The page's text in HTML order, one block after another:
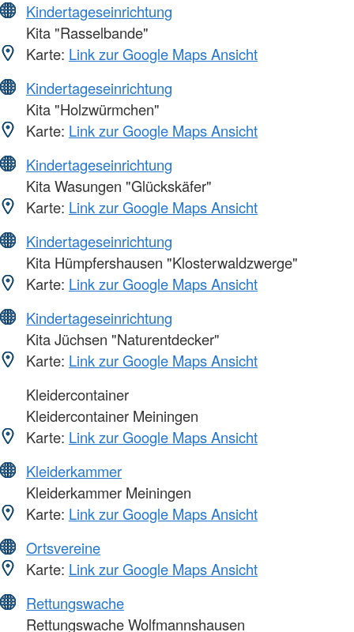
Kindertageseinrichtung
Kita "Rasselbande"
Karte: Link zur Google Maps Ansicht
Kindertageseinrichtung
Kita "Holzwürmchen"
Karte: Link zur Google Maps Ansicht
Kindertageseinrichtung
Kita Wasungen "Glückskäfer"
Karte: Link zur Google Maps Ansicht
Kindertageseinrichtung
Kita Hümpfershausen "Klosterwaldzwerge"
Karte: Link zur Google Maps Ansicht
Kindertageseinrichtung
Kita Jüchsen "Naturentdecker"
Karte: Link zur Google Maps Ansicht
Kleidercontainer
Kleidercontainer Meiningen
Karte: Link zur Google Maps Ansicht
Kleiderkammer
Kleiderkammer Meiningen
Karte: Link zur Google Maps Ansicht
Ortsvereine
Karte: Link zur Google Maps Ansicht
Rettungswache
Rettungswache Wolfmannshausen